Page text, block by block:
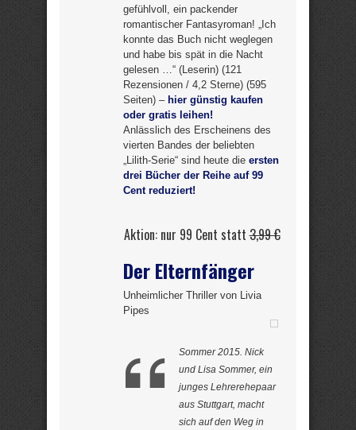
gefühlvoll, ein packender
romantischer Fantasyroman! „Ich
konnte das Buch nicht weglegen
und habe bis spät in die Nacht
gelesen …“ (Leserin) (121
Rezensionen / 4,2 Sterne) (595
Seiten) – hier günstig kaufen
oder gratis leihen!
Anlässlich des Erscheinens des
vierten Bandes der beliebten
„Lilith-Serie“ sind heute die ersten
drei Bücher der Reihe auf 99
Cent reduziert!
Aktion: nur 99 Cent statt3,99 €
Der Elternfänger
Unheimlicher Thriller von Livia
Pipes
Sommer 2015. Nick
und Lisa Sommer, ein
junges Lehrerehepaar
aus Stuttgart, macht
sich auf den Weg in